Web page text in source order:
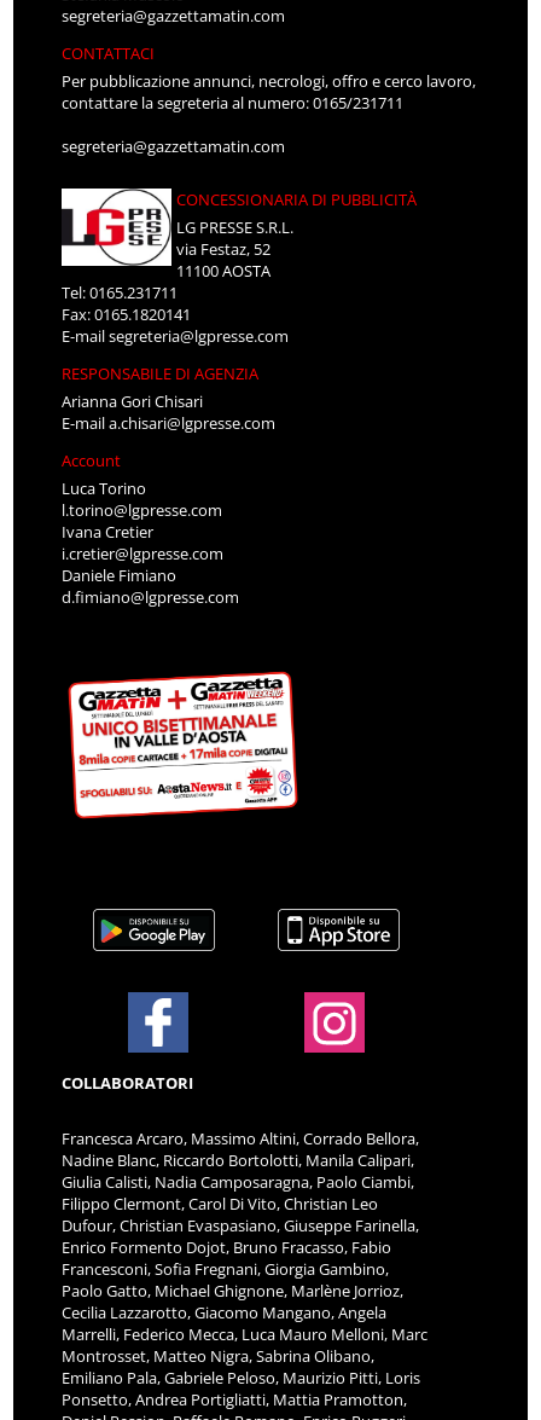
segreteria@gazzettamatin.com
CONTATTACI
Per pubblicazione annunci, necrologi, offro e cerco lavoro,
contattare la segreteria al numero: 0165/231711
segreteria@gazzettamatin.com
CONCESSIONARIA DI PUBBLICITÀ
LG PRESSE S.R.L.
via Festaz, 52
11100 AOSTA
Tel: 0165.231711
Fax: 0165.1820141
E-mailsegreteria@lgpresse.com
RESPONSABILE DI AGENZIA
Arianna Gori Chisari
E-maila.chisari@lgpresse.com
Account
Luca Torino
l.torino@lgpresse.com
Ivana Cretier
i.cretier@lgpresse.com
Daniele Fimiano
d.fimiano@lgpresse.com
COLLABORATORI
Francesca Arcaro, Massimo Altini, Corrado Bellora,
Nadine Blanc, Riccardo Bortolotti, Manila Calipari,
Giulia Calisti, Nadia Camposaragna, Paolo Ciambi,
Filippo Clermont, Carol Di Vito, Christian Leo
Dufour, Christian Evaspasiano, Giuseppe Farinella,
Enrico Formento Dojot, Bruno Fracasso, Fabio
Francesconi, Sofia Fregnani, Giorgia Gambino,
Paolo Gatto, Michael Ghignone, Marlène Jorrioz,
Cecilia Lazzarotto, Giacomo Mangano, Angela
Marrelli, Federico Mecca, Luca Mauro Melloni, Marc
Montrosset, Matteo Nigra, Sabrina Olibano,
Emiliano Pala, Gabriele Peloso, Maurizio Pitti, Loris
Ponsetto, Andrea Portigliatti, Mattia Pramotton,